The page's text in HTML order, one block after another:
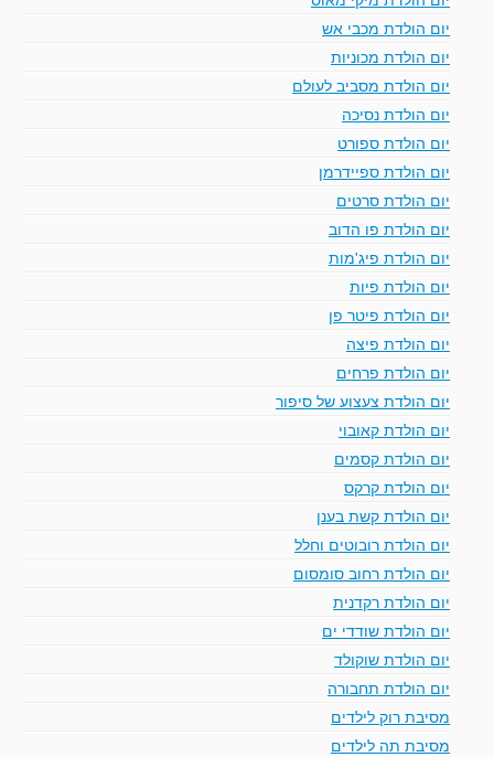
יום הולדת מכבי אש
יום הולדת מכוניות
יום הולדת מסביב לעולם
יום הולדת נסיכה
יום הולדת ספורט
יום הולדת ספיידרמן
יום הולדת סרטים
יום הולדת פו הדוב
יום הולדת פיג'מות
יום הולדת פיות
יום הולדת פיטר פן
יום הולדת פיצה
יום הולדת פרחים
יום הולדת צעצוע של סיפור
יום הולדת קאובוי
יום הולדת קסמים
יום הולדת קרקס
יום הולדת קשת בענן
יום הולדת רובוטים וחלל
יום הולדת רחוב סומסום
יום הולדת רקדנית
יום הולדת שודדי ים
יום הולדת שוקולד
יום הולדת תחבורה
מסיבת רוק לילדים
מסיבת תה לילדים